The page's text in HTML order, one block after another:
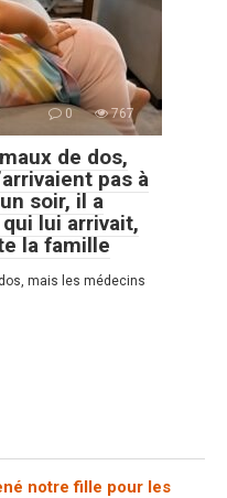
0 767
de dos,
pas à
soir, il a
lui arrivait,
la famille
mais les médecins
notre fille pour les